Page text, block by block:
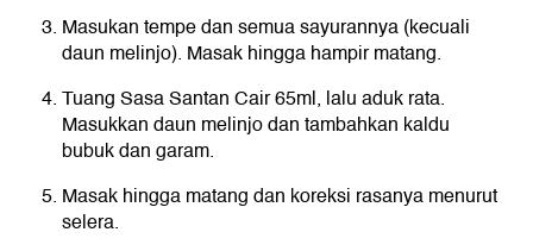
Masukan tempe dan semua sayurannya (kecuali
daun melinjo). Masak hingga hampir matang.
Tuang Sasa Santan Cair 65ml, lalu aduk rata.
Masukkan daun melinjo dan tambahkan kaldu
bubuk dan garam.
Masak hingga matang dan koreksi rasanya menurut
selera.